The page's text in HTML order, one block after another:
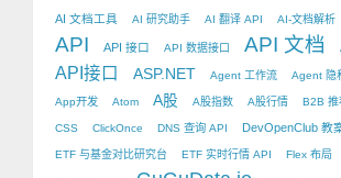
AI 文档工具 AI 研究助手 AI 翻译 API AI-文档解析
API API 接口 API 数据接口 API 文档
API接口 ASP.NET Agent 工作流 Agent 隐
App开发 Atom A股 A股指数 A股行情 B2B 推
CSS ClickOnce DNS 查询 API DevOpenClub 教
ETF 与基金对比研究台 ETF 实时行情 API Flex 布局